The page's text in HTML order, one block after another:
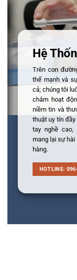
Hệ
Trên con
thế mạnh và
cả; chúng tôi
châm hoạt
niềm tin và
thuật uy tín
tay nghề cao,
mang lại sự hài
hàng.
HOTLINE: